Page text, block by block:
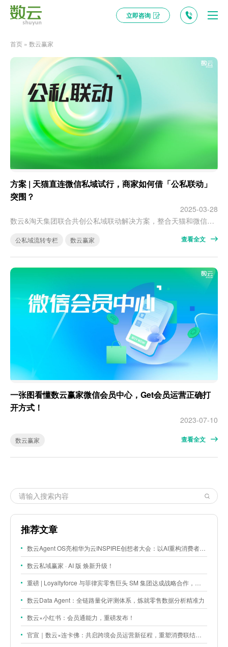
立即咨询
首页 » 数云赢家
方案 | 天猫直连微信私域试行，商家如何借「公私联动」
突围？
2025-03-28
数云&淘天集团联合共创公私域联动解决方案，整合天猫和微信私域触达能力，帮助商家提升触达精准度、转化率，促进公私域流量高效转化，助力生意增长。 最近,天猫正式发布一则文档，启动天猫直连微信私域内测，即“允许品牌将微信私域流量直接引导至天猫旗舰店，用户无需跳转即可实现入会、购买、裂变”。 怎么理解？ 也就是说，商家在天猫创建会员活动链接，借助人群标签，可以精准触达私域会员；私域会员在微信内可直…
公私域流转专栏 数云赢家 查看全文
一张图看懂数云赢家微信会员中心，Get会员运营正确打
开方式！
2023-07-10
数云赢家 查看全文
推荐文章
数云Agent OS亮相华为云INSPIRE创想者大会：以AI重构消费者运营与零售营销新范式
数云私域赢家 · AI 版 焕新升级！
重磅 | Loyaltyforce 与菲律宾零售巨头 SM 集团达成战略合作，携手开启 SMAC 会员数智化运营新征程
数云Data Agent：全链路量化评测体系，炼就零售数据分析精准力
数云×小红书：会员通能力，重磅发布！
官宣｜数云×连卡佛：共启跨境会员运营新征程，重塑消费联结新体验